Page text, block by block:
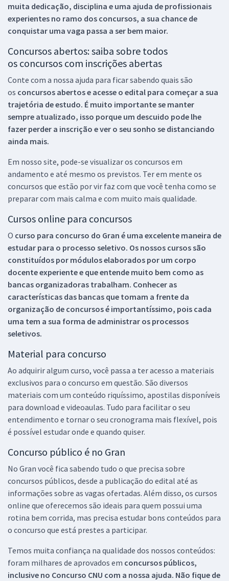
muita dedicação, disciplina e uma ajuda de profissionais
experientes no ramo dos concursos, a sua chance de
conquistar uma vaga passa a ser bem maior.
Concursos abertos: saiba sobre todos
os concursos com inscrições abertas
Conte com a nossa ajuda para ficar sabendo quais são
os concursos abertos e acesse o edital para começar a sua
trajetória de estudo. É muito importante se manter
sempre atualizado, isso porque um descuido pode lhe
fazer perder a inscrição e ver o seu sonho se distanciando
ainda mais.
Em nosso site, pode-se visualizar os concursos em
andamento e até mesmo os previstos. Ter em mente os
concursos que estão por vir faz com que você tenha como se
preparar com mais calma e com muito mais qualidade.
Cursos online para concursos
O curso para concurso do Gran é uma excelente maneira de
estudar para o processo seletivo. Os nossos cursos são
constituídos por módulos elaborados por um corpo
docente experiente e que entende muito bem como as
bancas organizadoras trabalham. Conhecer as
características das bancas que tomam a frente da
organização de concursos é importantíssimo, pois cada
uma tem a sua forma de administrar os processos
seletivos.
Material para concurso
Ao adquirir algum curso, você passa a ter acesso a materiais
exclusivos para o concurso em questão. São diversos
materiais com um conteúdo riquíssimo, apostilas disponíveis
para download e videoaulas. Tudo para facilitar o seu
entendimento e tornar o seu cronograma mais flexível, pois
é possível estudar onde e quando quiser.
Concurso público é no Gran
No Gran você fica sabendo tudo o que precisa sobre
concursos públicos, desde a publicação do edital até as
informações sobre as vagas ofertadas. Além disso, os cursos
online que oferecemos são ideais para quem possui uma
rotina bem corrida, mas precisa estudar bons conteúdos para
o concurso que está prestes a participar.
Temos muita confiança na qualidade dos nossos conteúdos:
foram milhares de aprovados em concursos públicos,
inclusive no Concurso CNU com a nossa ajuda. Não fique de